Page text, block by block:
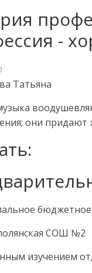
-
Татьяна
они придают
СОШ №2
изучением